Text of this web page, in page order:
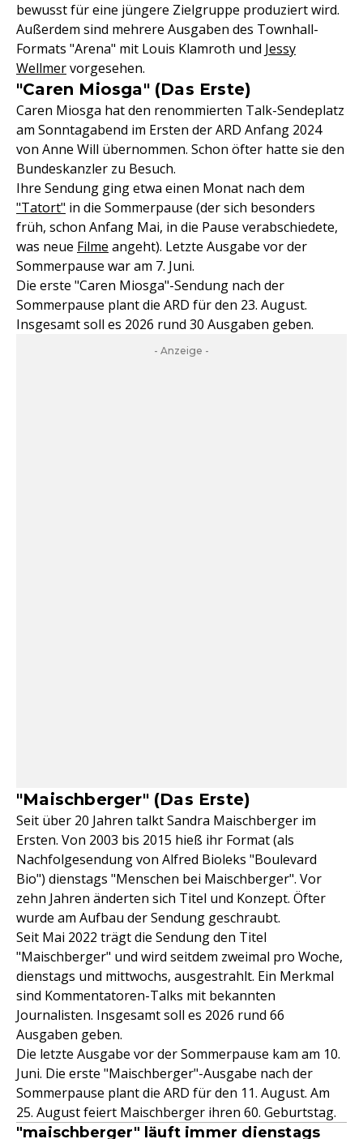
bewusst für eine jüngere Zielgruppe produziert wird.
Außerdem sind mehrere Ausgaben des Townhall-
Formats "Arena" mit Louis Klamroth und Jessy
Wellmervorgesehen.
"Caren Miosga" (Das Erste)
Caren Miosga hat den renommierten Talk-Sendeplatz
am Sonntagabend im Ersten der ARD Anfang 2024
von Anne Will übernommen. Schon öfter hatte sie den
Bundeskanzler zu Besuch.
Ihre Sendung ging etwa einen Monat nach dem
"Tatort" in die Sommerpause (der sich besonders
früh, schon Anfang Mai, in die Pause verabschiedete,
was neue Filme angeht). Letzte Ausgabe vor der
Sommerpause war am 7. Juni.
Die erste "Caren Miosga"-Sendung nach der
Sommerpause plant die ARD für den 23. August.
Insgesamt soll es 2026 rund 30 Ausgaben geben.
- Anzeige -
"Maischberger" (Das Erste)
Seit über 20 Jahren talkt Sandra Maischberger im
Ersten. Von 2003 bis 2015 hieß ihr Format (als
Nachfolgesendung von Alfred Bioleks "Boulevard
Bio") dienstags "Menschen bei Maischberger". Vor
zehn Jahren änderten sich Titel und Konzept. Öfter
wurde am Aufbau der Sendung geschraubt.
Seit Mai 2022 trägt die Sendung den Titel
"Maischberger" und wird seitdem zweimal pro Woche,
dienstags und mittwochs, ausgestrahlt. Ein Merkmal
sind Kommentatoren-Talks mit bekannten
Journalisten. Insgesamt soll es 2026 rund 66
Ausgaben geben.
Die letzte Ausgabe vor der Sommerpause kam am 10.
Juni. Die erste "Maischberger"-Ausgabe nach der
Sommerpause plant die ARD für den 11. August. Am
25. August feiert Maischberger ihren 60. Geburtstag.
"maischberger" läuft immer dienstags